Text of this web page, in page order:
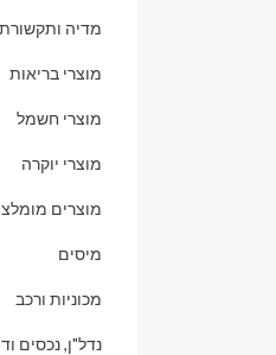
מדיה ותקשורת
מוצרי בריאות
מוצרי חשמל
מוצרי יוקרה
מוצרים
מיסים
מכוניות ורכב
נדל"ן, נכסים